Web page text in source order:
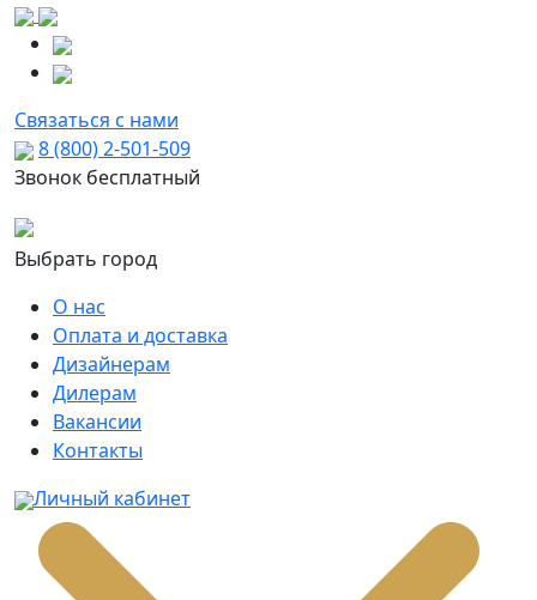
Связаться с нами
8 (800) 2-501-509
Звонок бесплатный
Выбрать город
О нас
Оплата и доставка
Дизайнерам
Дилерам
Вакансии
Контакты
Личный кабинет